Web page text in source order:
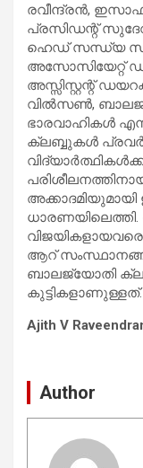
രവീന്ദ്രൻ,
പ്രസിഡന്റ്
ഹെഡ് സന്ധ്യ
അസോസിയേറ്റ്
അസ്സിസ്റ്റന്റ്
വിൽസൺ,
ഭാരവാഹികൾ
ക്ലബ്ബുകൾ
ധാരണയിലെത്തി.
ആറ്
ബാലജ്യോതി
കുട്ടികളാണുള്ളത്.
Ajith V
Author